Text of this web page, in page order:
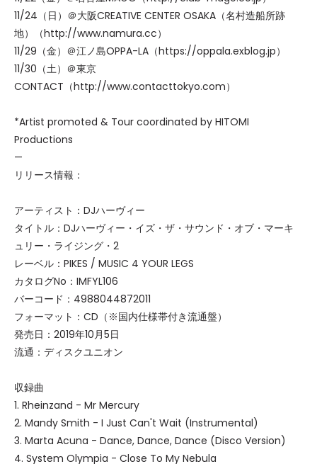
11/24（日）＠大阪CREATIVE CENTER OSAKA（名村造船所跡
地）（http://www.namura.cc）
11/29（金）＠江ノ島OPPA-LA（https://oppala.exblog.jp）
11/30（土）＠東京
CONTACT（http://www.contacttokyo.com）
*Artist promoted & Tour coordinated by HITOMI
Productions
—
リリース情報：
アーティスト：DJハーヴィー
タイトル：DJハーヴィー・イズ・ザ・サウンド・オブ・マーキ
ュリー・ライジング・2
レーベル：PIKES / MUSIC 4 YOUR LEGS
カタログNo：IMFYL106
バーコード：4988044872011
フォーマット：CD（※国内仕様帯付き流通盤）
発売日：2019年10月5日
流通：ディスクユニオン
収録曲
1. Rheinzand - Mr Mercury
2. Mandy Smith - I Just Can't Wait (Instrumental)
3. Marta Acuna - Dance, Dance, Dance (Disco Version)
4. System Olympia - Close To My Nebula